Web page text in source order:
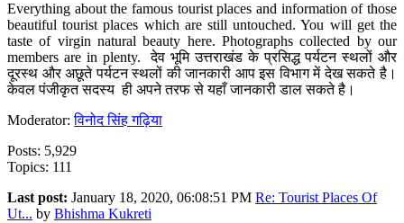
Everything about the famous tourist places and information of those
beautiful tourist places which are still untouched. You will get the
taste of virgin natural beauty here. Photographs collected by our
members are in plenty. देव भूमि उत्तराखंड के प्रसिद्ध पर्यटन स्थलों और
दूरस्थ और अछूते पर्यटन स्थलों की जानकारी आप इस विभाग में देख सकते है।
केवल पंजीकृत सदस्य ही अपने तरफ से यहाँ जानकारी डाल सकते है।
Moderator:विनोद सिंह गढ़िया
Posts: 5,929
Topics: 111
Last post: January 18, 2020, 06:08:51 PM Re: Tourist Places Of
Ut... by Bhishma Kukreti